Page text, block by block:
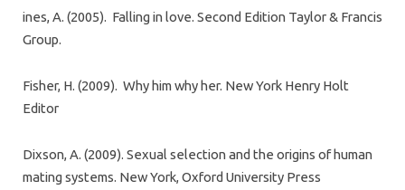
ines, A. (2005). Falling in love. Second Edition Taylor & Francis
Group.
Fisher, H. (2009). Why him why her. New York Henry Holt
Editor
Dixson, A. (2009). Sexual selection and the origins of human
mating systems. New York, Oxford University Press